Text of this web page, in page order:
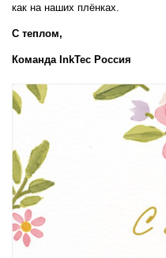
как на наших плёнках.
С теплом,
Команда InkTec Россия